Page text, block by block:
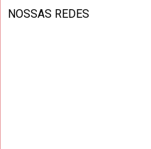
NOSSAS REDES